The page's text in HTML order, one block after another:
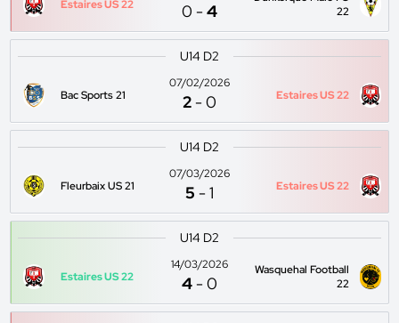
Estaires US 22 0 -4
22
U14 D2
Bac Sports 21
07/02/2026
2 -0 Estaires US 22
U14 D2
Fleurbaix US 21
07/03/2026
5 -1 Estaires US 22
U14 D2
Estaires US 22
14/03/2026
4 -0
Wasquehal Football
22